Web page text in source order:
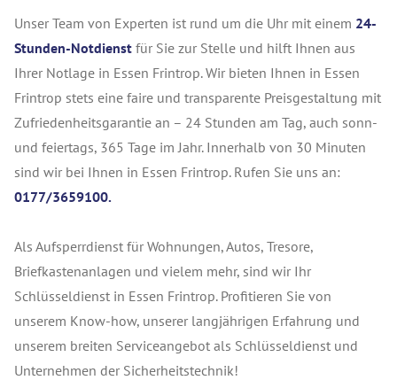
Unser Team von Experten ist rund um die Uhr mit einem 24-
Stunden-Notdienst für Sie zur Stelle und hilft Ihnen aus
Ihrer Notlage in Essen Frintrop. Wir bieten Ihnen in Essen
Frintrop stets eine faire und transparente Preisgestaltung mit
Zufriedenheitsgarantie an – 24 Stunden am Tag, auch sonn-
und feiertags, 365 Tage im Jahr. Innerhalb von 30 Minuten
sind wir bei Ihnen in Essen Frintrop. Rufen Sie uns an:
0177/3659100.
Als Aufsperrdienst für Wohnungen, Autos, Tresore,
Briefkastenanlagen und vielem mehr, sind wir Ihr
Schlüsseldienst in Essen Frintrop. Profitieren Sie von
unserem Know-how, unserer langjährigen Erfahrung und
unserem breiten Serviceangebot als Schlüsseldienst und
Unternehmen der Sicherheitstechnik!